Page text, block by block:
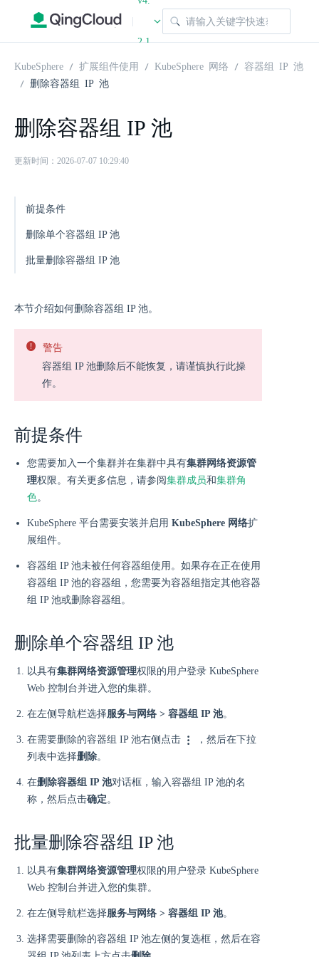
|
2.1
KubeSphere 扩展组件使用 KubeSphere 网络
容器组 IP 池
删除容器组 IP 池
删除容器组 IP 池
更新时间：2026-07-07 10:29:40
前提条件
删除单个容器组 IP 池
批量删除容器组 IP 池
本节介绍如何删除容器组 IP 池。
警告
容器组 IP 池删除后不能恢复，请谨慎执行此操
作。
前提条件
您需要加入一个集群并在集群中具有集群网络资源管
理权限。有关更多信息，请参阅集群成员和集群角
色。
KubeSphere 平台需要安装并启用 KubeSphere 网络扩
展组件。
容器组 IP 池未被任何容器组使用。如果存在正在使用
容器组 IP 池的容器组，您需要为容器组指定其他容器
组 IP 池或删除容器组。
删除单个容器组 IP 池
以具有集群网络资源管理权限的用户登录 KubeSphere
Web 控制台并进入您的集群。
在左侧导航栏选择服务与网络 > 容器组 IP 池。
在需要删除的容器组 IP 池右侧点击
，然后在下拉
列表中选择删除。
在删除容器组 IP 池对话框，输入容器组 IP 池的名
称，然后点击确定。
批量删除容器组 IP 池
以具有集群网络资源管理权限的用户登录 KubeSphere
Web 控制台并进入您的集群。
在左侧导航栏选择服务与网络 > 容器组 IP 池。
选择需要删除的容器组 IP 池左侧的复选框，然后在容